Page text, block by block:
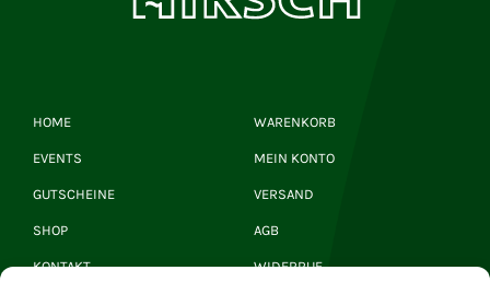
HOME
EVENTS
GUTSCHEINE
SHOP
KONTAKT
WARENKORB
MEIN KONTO
VERSAND
AGB
WIDERRUF